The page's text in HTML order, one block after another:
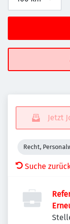
Jetzt
Recht,
Suche